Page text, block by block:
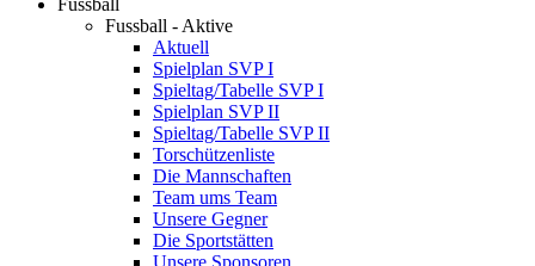
Fussball
Fussball - Aktive
Aktuell
Spielplan SVP I
Spieltag/Tabelle SVP I
Spielplan SVP II
Spieltag/Tabelle SVP II
Torschützenliste
Die Mannschaften
Team ums Team
Unsere Gegner
Die Sportstätten
Unsere Sponsoren